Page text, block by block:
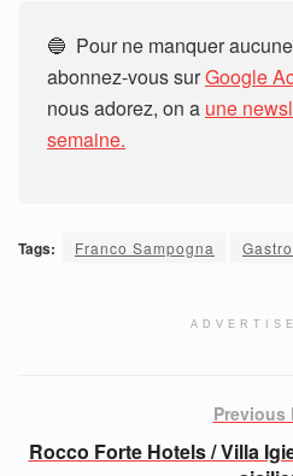
🔵 Pour ne manquer
abonnez-vous surGoogle
nous adorez, on a une
semaine.
Tags: Franco Sampogna
Previous
Rocco Forte Hotels / Villa